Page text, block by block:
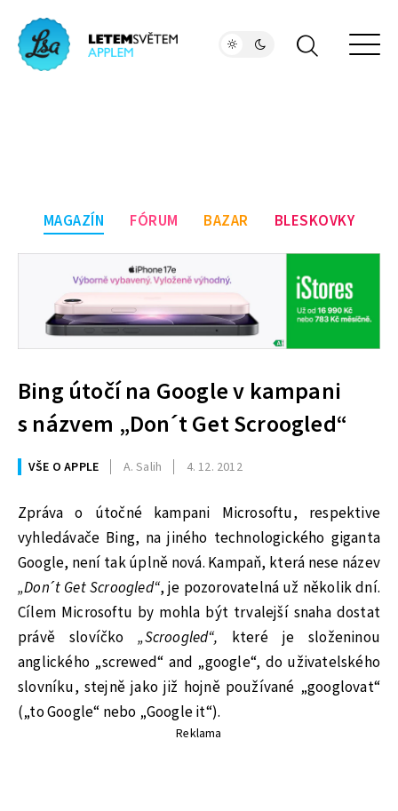
MAGAZÍN FÓRUM BAZAR BLESKOVKY
Bing útočí na Google v kampani
s názvem „Don´t Get Scroogled“
VŠE O APPLE A. Salih 4. 12. 2012
Zpráva o útočné kampani Microsoftu, respektive
vyhledávače Bing, na jiného technologického giganta
Google, není tak úplně nová. Kampaň, která nese název
„Don´t Get Scroogled“, je pozorovatelná už několik dní.
Cílem Microsoftu by mohla být trvalejší snaha dostat
právě slovíčko„Scroogled“, které je složeninou
anglického „screwed“ and „google“, do uživatelského
slovníku, stejně jako již hojně používané „googlovat“
(„to Google“ nebo „Google it“).
Reklama